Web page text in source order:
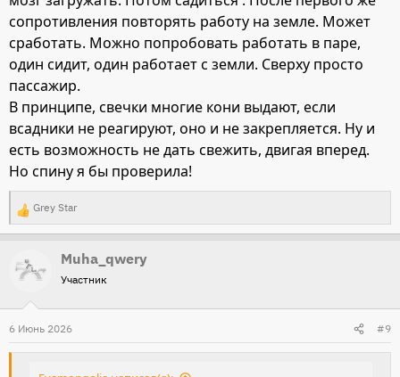
сопротивления повторять работу на земле. Может
сработать. Можно попробовать работать в паре,
один сидит, один работает с земли. Сверху просто
пассажир.
В принципе, свечки многие кони выдают, если
всадники не реагируют, оно и не закрепляется. Ну и
есть возможность не дать свежить, двигая вперед.
Но спину я бы проверила!
Р
е
а
к
и
и
Grey Star
Muha_qwery
Участник
6 Июнь 2026 #9